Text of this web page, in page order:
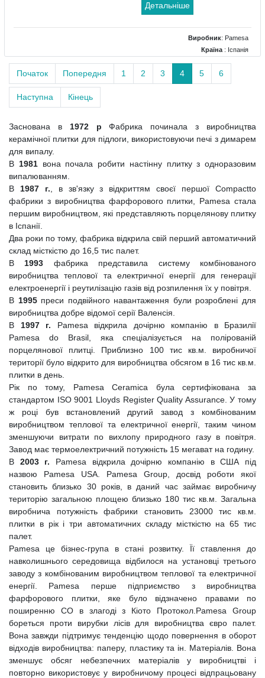
Детальніше
Виробник: Pamesa
Країна : Іспанія
Колір
Розміри: 200x200
Початок Попередня 1 2 3 4 5 6
Наступна Кінець
Заснована в 1972 р Фабрика починала з виробництва
керамічної плитки для підлоги, використовуючи печі з димарем
для випалу.
В 1981вона почала робити настінну плитку з одноразовим
випалюванням.
В 1987 г. , в зв'язку з відкриттям своєї першої Compactto
фабрики з виробництва фарфорового плитки, Pamesa стала
першим виробництвом, які представляють порцелянову плитку
в Іспанії.
Два роки по тому, фабрика відкрила свій перший автоматичний
склад місткістю до 16,5 тис палет.
В 1993 фабрика представила систему комбінованого
виробництва теплової та електричної енергії для генерації
електроенергії і реутилізацію газів від розпилення їх у повітря.
В 1995преси подвійного навантаження були розроблені для
виробництва добре відомої серії Валенсія.
В 1997 г. Pamesa відкрила дочірню компанію в Бразилії
Pamesa do Brasil, яка спеціалізується на полірованій
порцелянової плитці. Приблизно 100 тис кв.м. виробничої
території було відкрито для виробництва обсягом в 16 тис кв.м.
плитки в день.
Рік по тому, Pamesa Ceramica була сертифікована за
стандартом ISO 9001 Lloyds Register Quality Assurance. У тому
ж році був встановлений другий завод з комбінованим
виробництвом теплової та електричної енергії, таким чином
зменшуючи витрати по вихлопу природного газу в повітря.
Завод має термоелектричний потужність 15 мегават на годину.
В 2003 г. Pamesa відкрила дочірню компанію в США під
назвою Pamesa USA. Pamesa Group, досвід роботи якої
становить близько 30 років, в даний час займає виробничу
територію загальною площею близько 180 тис кв.м. Загальна
виробнича потужність фабрики становить 23000 тис кв.м.
плитки в рік і три автоматичних складу місткістю на 65 тис
палет.
Pamesa це бізнес-група в стані розвитку. Її ставлення до
навколишнього середовища відбилося на установці третього
заводу з комбінованим виробництвом теплової та електричної
енергії. Pamesa перше підприємство з виробництва
фарфорового плитки, яке було відзначено правами по
поширенню СО в злагоді з Кіото Протокол.Pamesa Group
бореться проти вирубки лісів для виробництва євро палет.
Вона завжди підтримує тенденцію щодо повернення в оборот
відходів виробництва: паперу, пластику та ін. Матеріалів. Вона
зменшує обсяг небезпечних матеріалів у виробництві і
повторно використовує у виробничому процесі відпрацьовану